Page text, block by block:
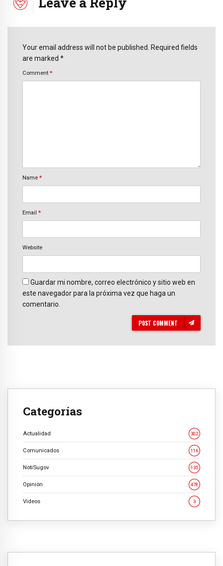
Your email address will not be published. Required fields
are marked *
Comment *
Name *
Email *
Website
Guardar mi nombre, correo electrónico y sitio web en
este navegador para la próxima vez que haga un
comentario.
POST COMMENT
Categorías
Actualidad 302
Comunicados 116
NotiSugov 135
Opinión 478
Videos 3